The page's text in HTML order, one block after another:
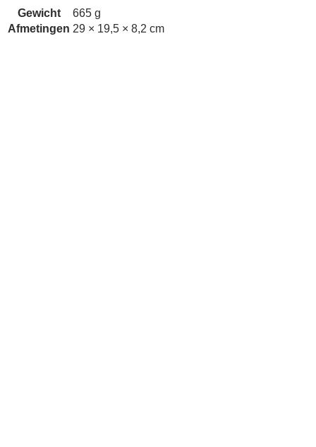
Gewicht
665 g
Afmetingen 29 × 19,5 × 8,2 cm